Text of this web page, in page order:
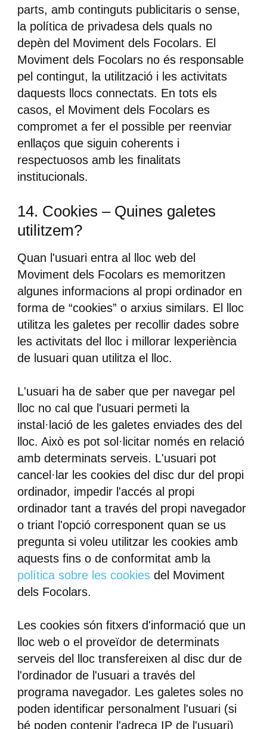
parts, amb continguts publicitaris o sense,
la política de privadesa dels quals no
depèn del Moviment dels Focolars. El
Moviment dels Focolars no és responsable
pel contingut, la utilització i les activitats
daquests llocs connectats. En tots els
casos, el Moviment dels Focolars es
compromet a fer el possible per reenviar
enllaços que siguin coherents i
respectuosos amb les finalitats
institucionals.
14. Cookies – Quines galetes
utilitzem?
Quan l'usuari entra al lloc web del
Moviment dels Focolars es memoritzen
algunes informacions al propi ordinador en
forma de “cookies” o arxius similars. El lloc
utilitza les galetes per recollir dades sobre
les activitats del lloc i millorar lexperiència
de lusuari quan utilitza el lloc.
L'usuari ha de saber que per navegar pel
lloc no cal que l'usuari permeti la
instal·lació de les galetes enviades des del
lloc. Això es pot sol·licitar només en relació
amb determinats serveis. L'usuari pot
cancel·lar les cookies del disc dur del propi
ordinador, impedir l'accés al propi
ordinador tant a través del propi navegador
o triant l'opció corresponent quan se us
pregunta si voleu utilitzar les cookies amb
aquests fins o de conformitat amb la
política sobre les cookiesdel Moviment
dels Focolars.
Les cookies són fitxers d'informació que un
lloc web o el proveïdor de determinats
serveis del lloc transfereixen al disc dur de
l'ordinador de l'usuari a través del
programa navegador. Les galetes soles no
poden identificar personalment l'usuari (si
bé poden contenir l'adreça IP de l'usuari)